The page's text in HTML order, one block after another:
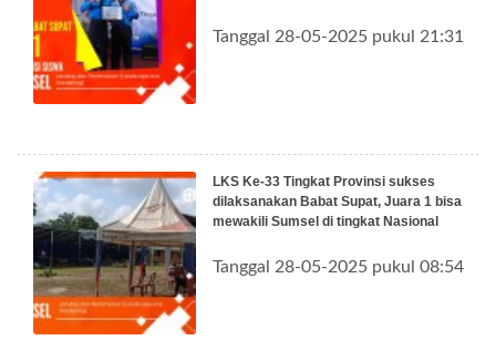
Tanggal 28-05-2025 pukul 21:31
LKS Ke-33 Tingkat Provinsi sukses
dilaksanakan Babat Supat, Juara 1 bisa
mewakili Sumsel di tingkat Nasional
Tanggal 28-05-2025 pukul 08:54